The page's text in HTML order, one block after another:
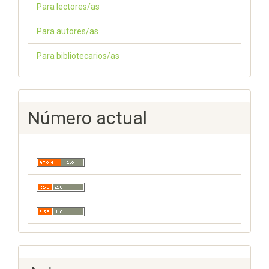
Para lectores/as
Para autores/as
Para bibliotecarios/as
Número actual